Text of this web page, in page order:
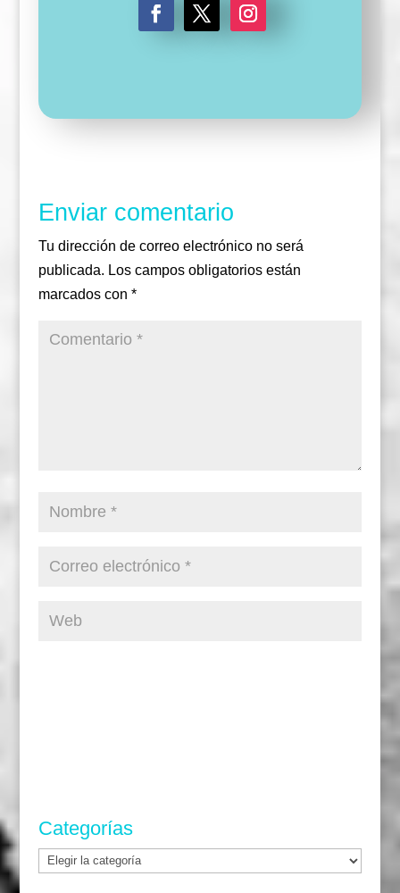
Enviar comentario
Tu dirección de correo electrónico no será
publicada. Los campos obligatorios están
marcados con *
Categorías
Categorías